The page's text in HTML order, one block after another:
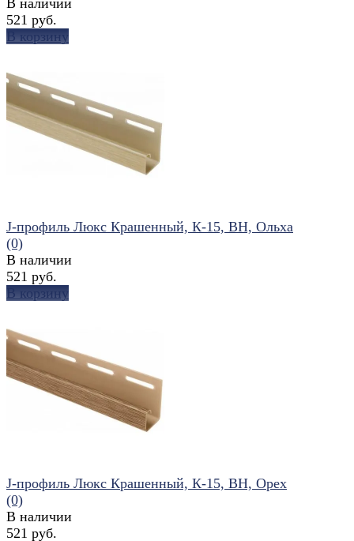
избранное сравнить
521 руб.
В корзину
избранное сравнить
J-профиль Люкс Крашенный, К-15, ВН, Ольха
(0)
В наличии
521 руб.
В корзину
J-профиль Люкс Крашенный, К-15, ВН, Орех
(0)
В наличии
521 руб.